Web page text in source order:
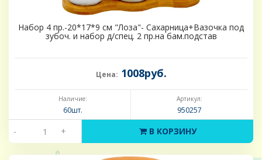
Набор 4 пр.-20*17*9 см "Лоза"- Сахарница+Вазочка под
зубоч. и набор д/спец. 2 пр.на бам.подстав
Цена: 1008руб.
Наличие:
60шт.
Артикул:
950257
- + В КОРЗИНУ